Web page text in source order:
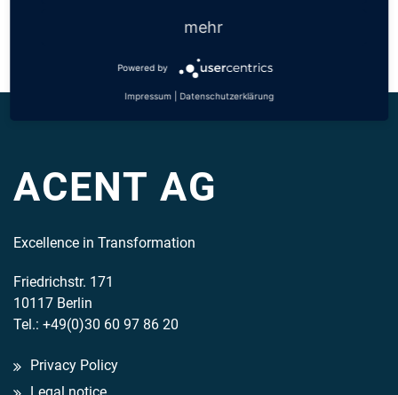
ACENT AG
Excellence in Transformation
Friedrichstr. 171
10117 Berlin
Tel.: +49(0)30 60 97 86 20
Privacy Policy
mehr
Powered by
Impressum Datenschutzerklärung